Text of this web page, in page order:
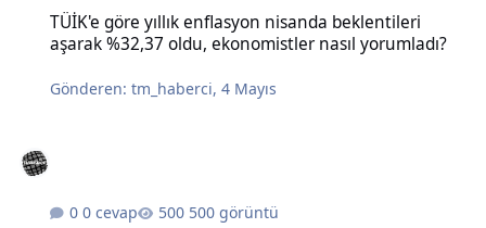
TÜİK'e göre yıllık enflasyon nisanda beklentileri
aşarak %32,37 oldu, ekonomistler nasıl yorumladı?
Gönderen:tm_haberci,4 Mayıs
0 cevap 500 görüntü